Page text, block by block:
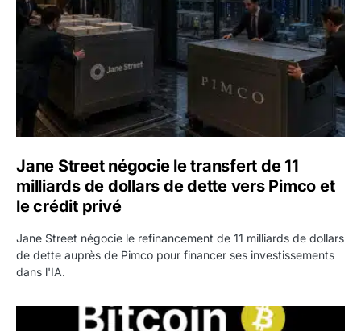
Jane Street négocie le transfert de 11
milliards de dollars de dette vers Pimco et
le crédit privé
Jane Street négocie le refinancement de 11 milliards de dollars
de dette auprès de Pimco pour financer ses investissements
dans l'IA.
Bitcoin stagne à 64 000 dollars pendant que les